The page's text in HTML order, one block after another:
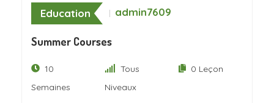
Education admin7609
Summer Courses
10
Semaines
Tous
Niveaux
0 Leçon